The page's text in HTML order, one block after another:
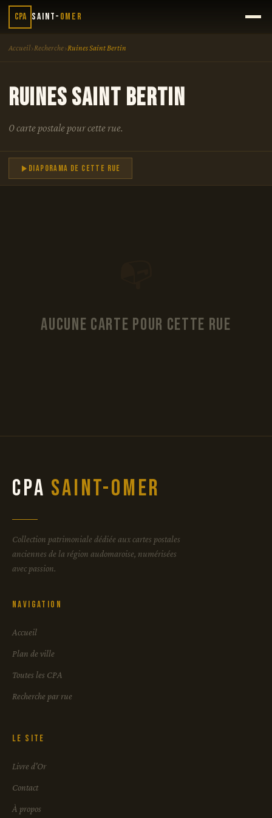
CPA Saint- Omer
Accueil›Recherche›Ruines Saint Bertin
Ruines Saint Bertin
0 carte postale pour cette rue.
Diaporama de cette rue
Aucune carte pour cette rue
CPA Saint-Omer
Collection patrimoniale dédiée aux cartes postales
anciennes de la région audomaroise, numérisées
avec passion.
Navigation
Accueil
Plan de ville
Toutes les CPA
Recherche par rue
Le site
Livre d'Or
Contact
À propos